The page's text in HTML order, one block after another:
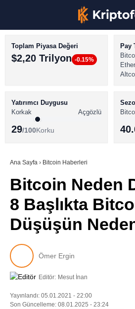
BİTCOİN HABERLERİ
ALTCOİN HABERLERİ
SÖZLÜK
Toplam Piyasa Değeri
$2,20 Trilyon -0.15%
Pay
Yatırımcı Duygusu
Korkak
Açgözlü
29/100Korku
Ana Sayfa › Bitcoin Haberleri
Bitcoin Neden
8 Başlıkta
Düşüşün
Ömer Ergin
Editör: Mesut İnan
Yayınlandı: 05.01.2021 - 22:00
Son Güncelleme: 08.01.2025 - 23:24